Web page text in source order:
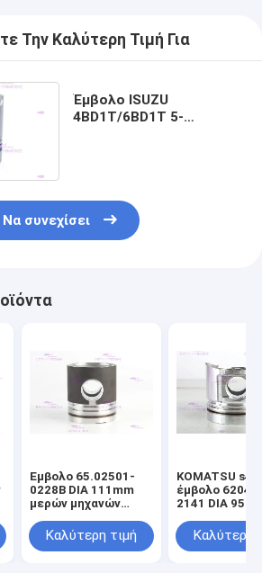
Την Καλύτερη Τιμή Για
Έμβολο ISUZU
4BD1T/6BD1T 5-
Να συνεχίσει
Έμβολο 65.02501-
0228B DIA 111mm
μερών μηχανών
Καλύτερη τιμή
KOMATSU
έμβολο 6204-
2141 DIA
Καλύτερη